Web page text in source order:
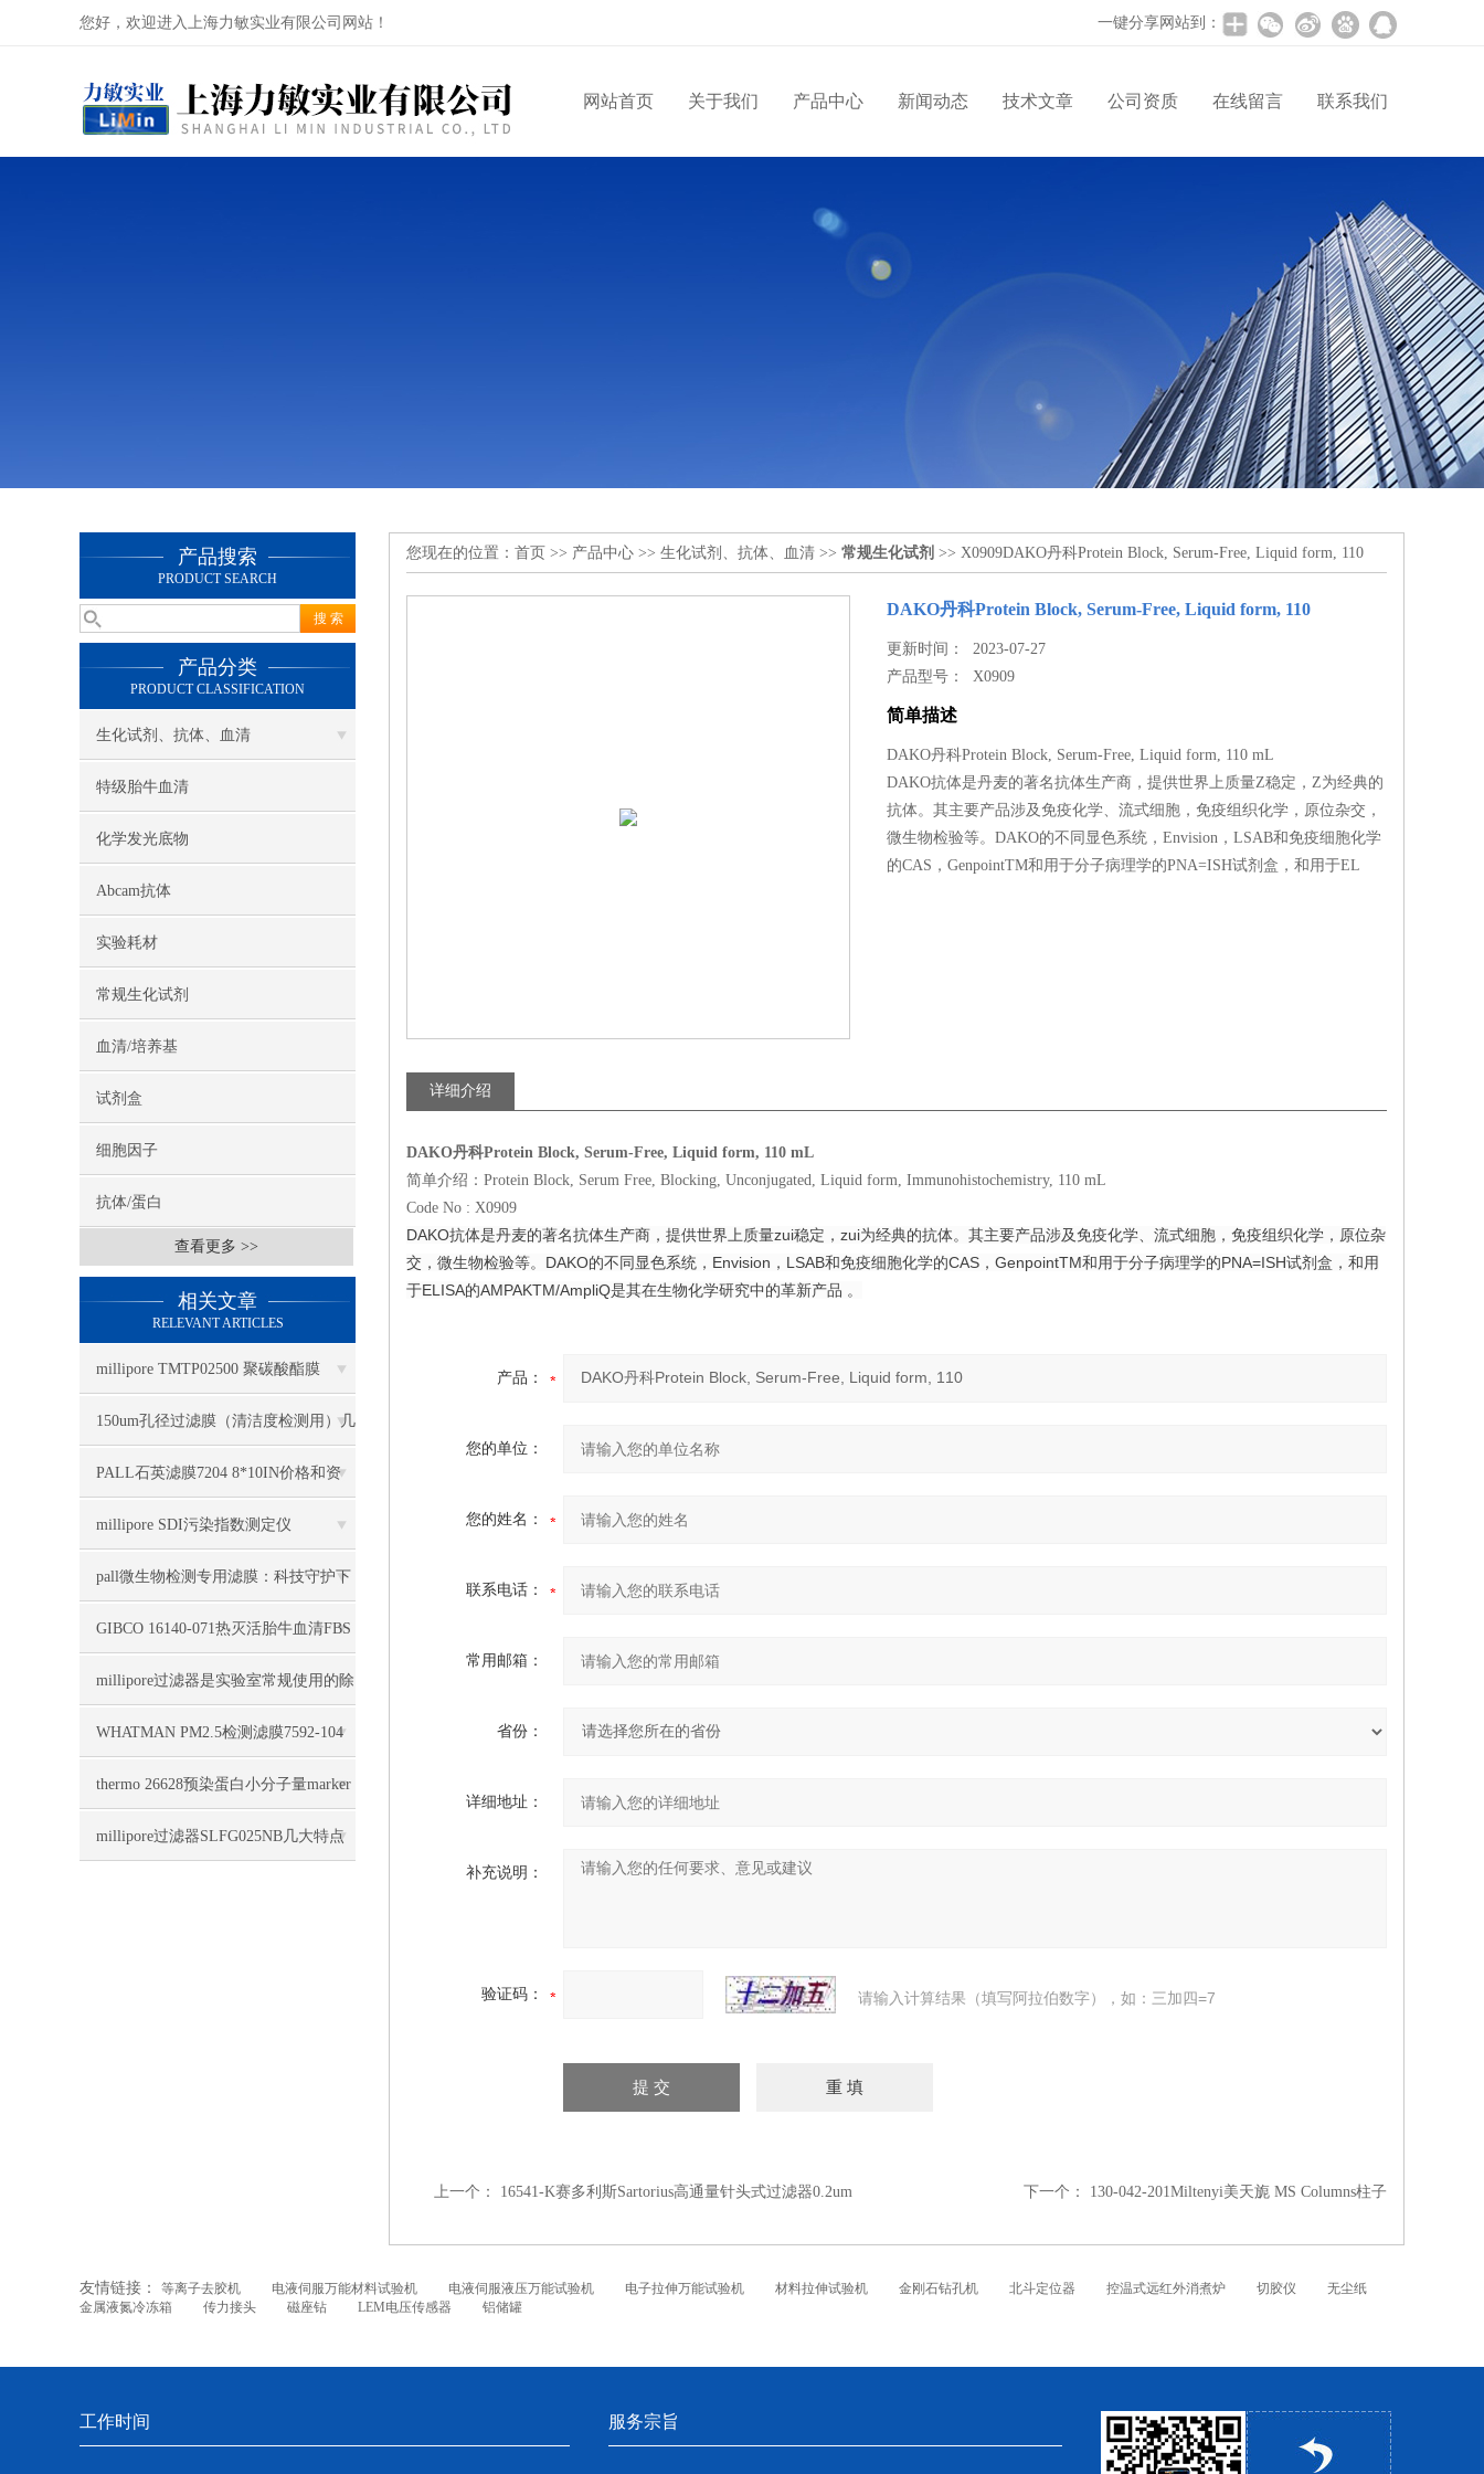
您好，欢迎进入上海力敏实业有限公司网站！ 一键分享网站到：
网站首页 关于我们 产品中心 新闻动态 技术文章 公司资质 在线留言 联系我们
产品搜索
PRODUCT SEARCH
产品分类
PRODUCT CLASSIFICATION
生化试剂、抗体、血清
特级胎牛血清
化学发光底物
Abcam抗体
实验耗材
常规生化试剂
血清/培养基
试剂盒
细胞因子
抗体/蛋白
查看更多 >>
相关文章
RELEVANT ARTICLES
millipore TMTP02500 聚碳酸酯膜
25mm
150um孔径过滤膜（清洁度检测用）几
大特点
PALL石英滤膜7204 8*10IN价格和资
料
millipore SDI污染指数测定仪
ZLFI00001几大优势
pall微生物检测专用滤膜：科技守护下
的微生物世界探索
GIBCO 16140-071热灭活胎牛血清FBS
几大特点
millipore过滤器是实验室常规使用的除
菌过滤工具
WHATMAN PM2.5检测滤膜7592-104
几大特点
thermo 26628预染蛋白小分子量marker
简介
millipore过滤器SLFG025NB几大特点
您现在的位置： 首页 >> 产品中心 >> 生化试剂、抗体、血清 >> 常规生化试剂 >> X0909DAKO丹科Protein Block, Serum-Free, Liquid form, 110
DAKO丹科Protein Block, Serum-Free, Liquid form, 110
更新时间： 2023-07-27
产品型号：X0909
简单描述
DAKO丹科Protein Block, Serum-Free, Liquid form, 110 mL
DAKO抗体是丹麦的著名抗体生产商，提供世界上质量Z稳定，Z为经典的
抗体。其主要产品涉及免疫化学、流式细胞，免疫组织化学，原位杂交，
微生物检验等。DAKO的不同显色系统，Envision，LSAB和免疫细胞化学
的CAS，GenpointTM和用于分子病理学的PNA=ISH试剂盒，和用于EL
详细介绍
DAKO丹科Protein Block, Serum-Free, Liquid form, 110 mL
简单介绍：Protein Block, Serum Free, Blocking, Unconjugated, Liquid form, Immunohistochemistry, 110 mL
Code No : X0909
DAKO抗体是丹麦的著名抗体生产商，提供世界上质量zui稳定，zui为经典的抗体。其主要产品涉及免疫化学、流式细胞，免疫组织化学，原位杂
交，微生物检验等。DAKO的不同显色系统，Envision，LSAB和免疫细胞化学的CAS，GenpointTM和用于分子病理学的PNA=ISH试剂盒，和用
于ELISA的AMPAKTM/AmpliQ是其在生物化学研究中的革新产品 。
产品：
您的单位：
您的姓名：
联系电话：
常用邮箱：
省份：
详细地址：
补充说明：
验证码： 请输入计算结果（填写阿拉伯数字），如：三加四=7
上一个： 16541-K赛多利斯Sartorius高通量针头式过滤器0.2um 下一个： 130-042-201Miltenyi美天旎 MS Columns柱子
友情链接： 等离子去胶机 电液伺服万能材料试验机 电液伺服液压万能试验机 电子拉伸万能试验机 材料拉伸试验机 金刚石钻孔机 北斗定位器 控温式远红外消煮炉 切胶仪
无尘纸
金属液氮冷冻箱
传力接头 磁座钻 LEM电压传感器 铝储罐
工作时间 服务宗旨